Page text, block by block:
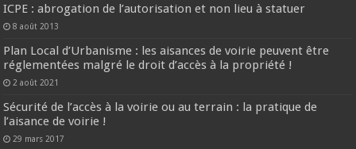
ICPE : abrogation de l’autorisation et non lieu à statuer
8 août 2013
Plan Local d’Urbanisme : les aisances de voirie peuvent être
réglementées malgré le droit d’accès à la propriété !
2 août 2021
Sécurité de l’accès à la voirie ou au terrain : la pratique de
l’aisance de voirie !
29 mars 2017